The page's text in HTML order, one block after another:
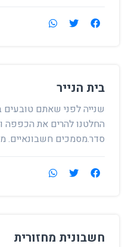
בית הנייר
שנייה לפני שאתם
החלטנו להרים את
סדר.מסמכים חשבונאיים.
חשבונית מחזורית